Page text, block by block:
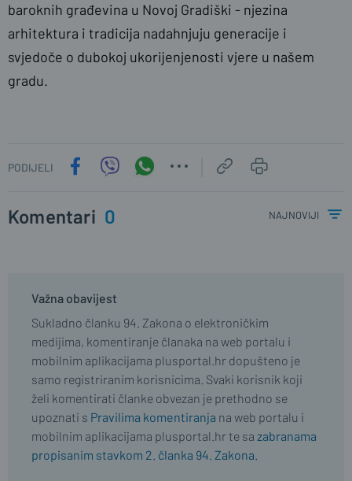
baroknih građevina u Novoj Gradiški - njezina
arhitektura i tradicija nadahnjuju generacije i
svjedoče o dubokoj ukorijenjenosti vjere u našem
gradu.
PODIJELI
Komentari 0 najnoviji
Važna obavijest
Sukladno članku 94. Zakona o elektroničkim
medijima, komentiranje članaka na web portalu i
mobilnim aplikacijama plusportal.hr dopušteno je
samo registriranim korisnicima. Svaki korisnik koji
želi komentirati članke obvezan je prethodno se
upoznati s Pravilima komentiranja na web portalu i
mobilnim aplikacijama plusportal.hr te sa zabranama
propisanim stavkom 2. članka 94. Zakona.